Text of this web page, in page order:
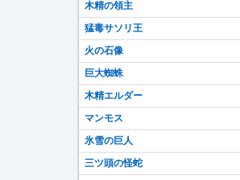
木精の領主
猛毒サソリ王
火の石像
巨大蜘蛛
木精エルダー
マンモス
氷雪の巨人
三ツ頭の怪蛇